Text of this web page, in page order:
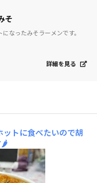
そ
なったみそラーメンです。
詳細を見る
トに食べたいので胡
🌶️